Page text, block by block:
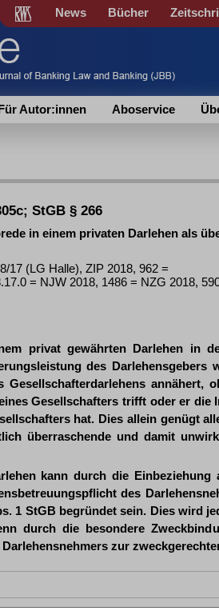
News Bücher
Autor:innen Aboservice
StGB § 266
in einem privaten Darlehen als
17 (LG Halle), ZIP 2018, 962 =
= NJW 2018, 1486 = NZG 2018,
privat gewährten Darlehen in
des Darlehensgebers
Gesellschafterdarlehens annähert,
Gesellschafters trifft oder er die
hat. Dies allein genügt
überraschende und damit
kann durch die Einbeziehung
des
1 StGB begründet sein. Dies wird
durch die besondere
zur